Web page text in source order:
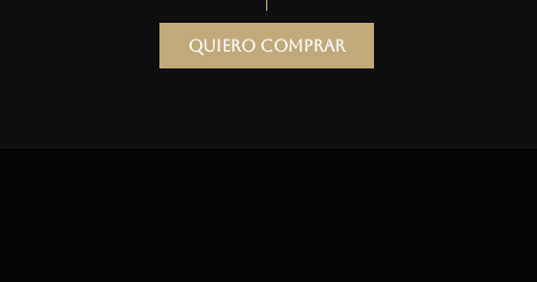
Quiero comprar